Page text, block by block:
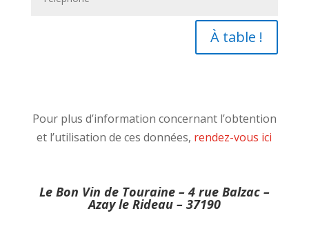
À table !
Pour plus d’information concernant l’obtention
et l’utilisation de ces données, rendez-vous ici
Le Bon Vin de Touraine – 4 rue Balzac –
Azay le Rideau – 37190